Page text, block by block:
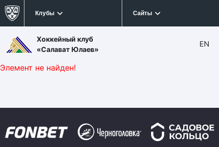
Клубы Сайты
Хоккейный клуб
«Салават Юлаев»
EN
Элемент не найден!